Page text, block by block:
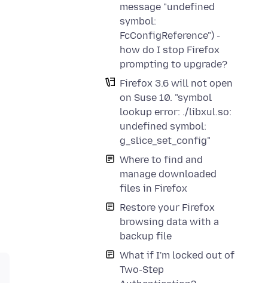
message "undefined
symbol:
FcConfigReference") -
how do I stop Firefox
prompting to upgrade?
Firefox 3.6 will not open
on Suse 10. "symbol
lookup error: ./libxul.so:
undefined symbol:
g_slice_set_config"
Where to find and
manage downloaded
files in Firefox
Restore your Firefox
browsing data with a
backup file
What if I'm locked out of
Two-Step